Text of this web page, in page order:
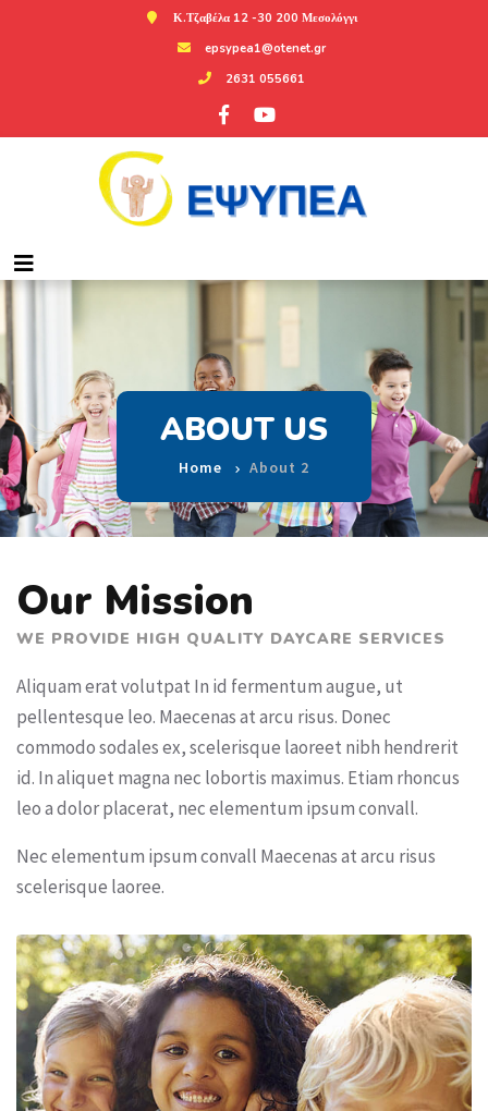
Κ.Τζαβέλα 12 -30 200 Μεσολόγγι
epsypea1@otenet.gr
2631 055661
ABOUT US
Home About 2
Our Mission
WE PROVIDE HIGH QUALITY DAYCARE SERVICES
Aliquam erat volutpat In id fermentum augue, ut
pellentesque leo. Maecenas at arcu risus. Donec
commodo sodales ex, scelerisque laoreet nibh hendrerit
id. In aliquet magna nec lobortis maximus. Etiam rhoncus
leo a dolor placerat, nec elementum ipsum convall.
Nec elementum ipsum convall Maecenas at arcu risus
scelerisque laoree.